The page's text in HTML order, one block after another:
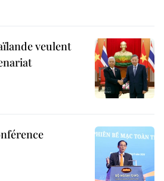
veulent